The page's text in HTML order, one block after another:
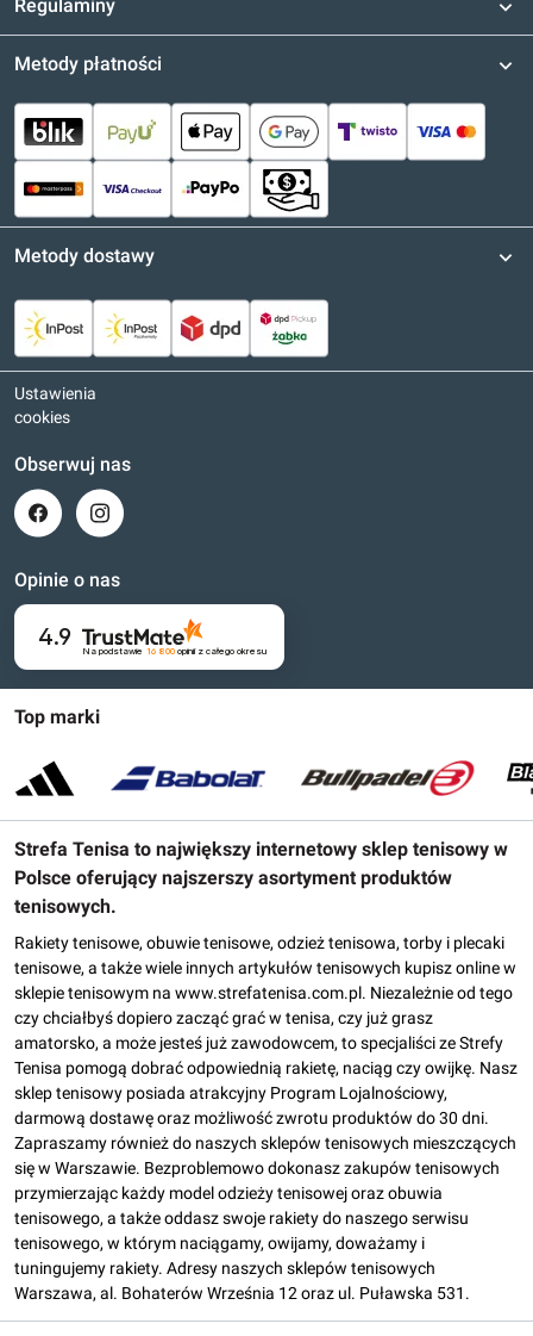
Regulaminy
Top marki
Strefa Tenisa to największy internetowy sklep tenisowy w
Polsce oferujący najszerszy asortyment produktów
tenisowych.
Rakiety tenisowe, obuwie tenisowe, odzież tenisowa, torby i plecaki
tenisowe, a także wiele innych artykułów tenisowych kupisz online w
sklepie tenisowym na www.strefatenisa.com.pl. Niezależnie od tego
czy chciałbyś dopiero zacząć grać w tenisa, czy już grasz
amatorsko, a może jesteś już zawodowcem, to specjaliści ze Strefy
Tenisa pomogą dobrać odpowiednią rakietę, naciąg czy owijkę. Nasz
sklep tenisowy posiada atrakcyjny Program Lojalnościowy,
darmową dostawę oraz możliwość zwrotu produktów do 30 dni.
Zapraszamy również do naszych sklepów tenisowych mieszczących
się w Warszawie. Bezproblemowo dokonasz zakupów tenisowych
przymierzając każdy model odzieży tenisowej oraz obuwia
tenisowego, a także oddasz swoje rakiety do naszego serwisu
tenisowego, w którym naciągamy, owijamy, doważamy i
tuningujemy rakiety. Adresy naszych sklepów tenisowych
Warszawa, al. Bohaterów Września 12 oraz ul. Puławska 531.
Metody płatności
Metody dostawy
Ustawienia
cookies
Obserwuj nas
Opinie o nas
4.9
Na podstawie 16 800opinii z całego okresu